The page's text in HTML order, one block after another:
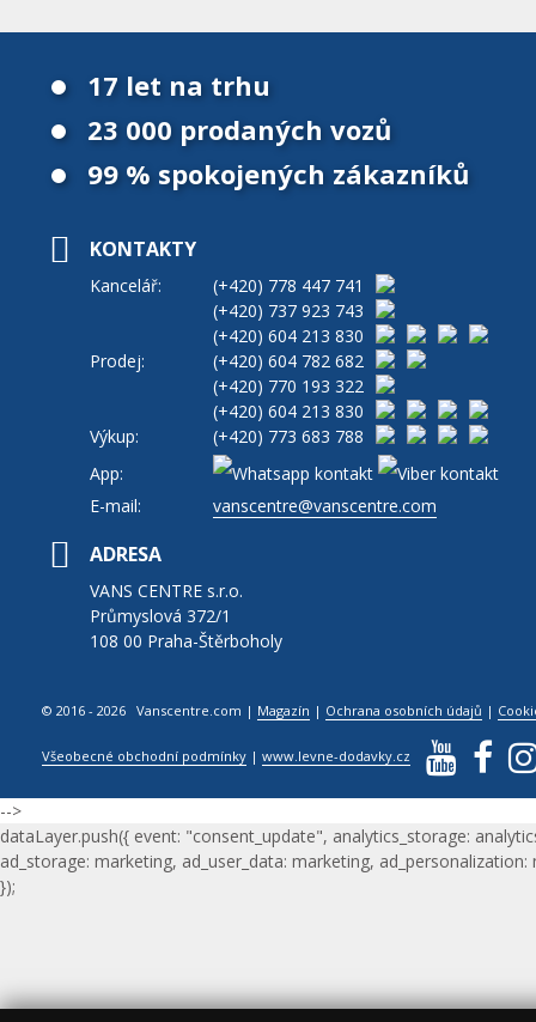
17 let na trhu
23 000 prodaných vozů
99 % spokojených zákazníků
KONTAKTY
Kancelář: (+420) 778 447 741
(+420) 737 923 743
(+420) 604 213 830
Prodej:
(+420) 604 782 682
(+420) 770 193 322
(+420) 604 213 830
Výkup:
(+420) 773 683 788
App:
E-mail:
vanscentre@vanscentre.com
ADRESA
VANS CENTRE s.r.o.
Průmyslová 372/1
108 00 Praha-Štěrboholy
© 2016 - 2026 Vanscentre.com | Magazín | Ochrana osobních údajů |
Všeobecné obchodní podmínky |www.levne-dodavky.cz
-->
dataLayer.push({ event: "consent_update", analytics_storage:
ad_storage: marketing, ad_user_data: marketing, ad_personalization:
});